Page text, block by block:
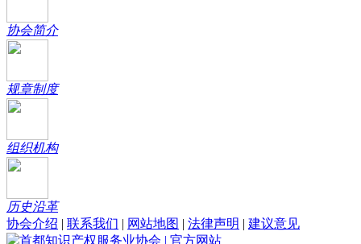
协会简介
规章制度
组织机构
历史沿革
协会介绍 | 联系我们 | 网站地图 | 法律声明 | 建议意见